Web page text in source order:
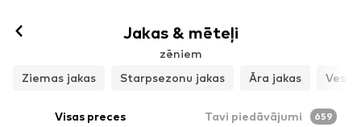
Jakas & mēteļi
zēniem
Ziemas jakas
Starpsezonu jakas Āra jakas
Visas preces Tavi piedāvājumi 659